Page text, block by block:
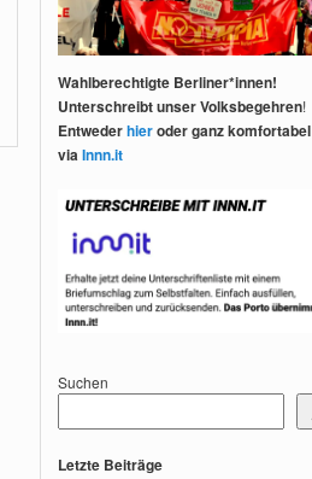
Wahlberechtigte Berliner*innen!
Unterschreibt unser Volksbegehren!
Entwederhieroder ganz komfortabel
viaInnn.it
Suchen
Letzte Beiträge